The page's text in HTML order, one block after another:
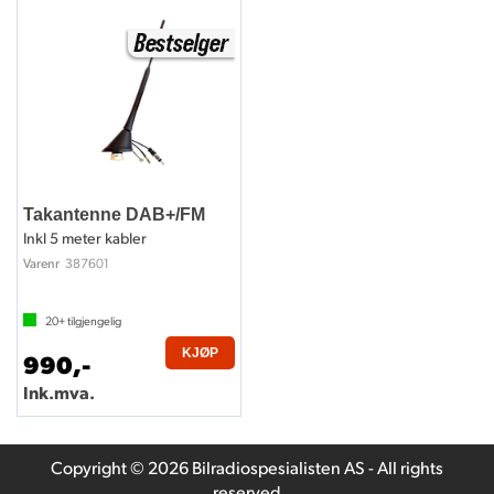
Takantenne DAB+/FM
Inkl 5 meter kabler
Varenr 387601
20+tilgjengelig
990,-
Ink.mva.
KJØP
Copyright © 2026 Bilradiospesialisten AS - All rights